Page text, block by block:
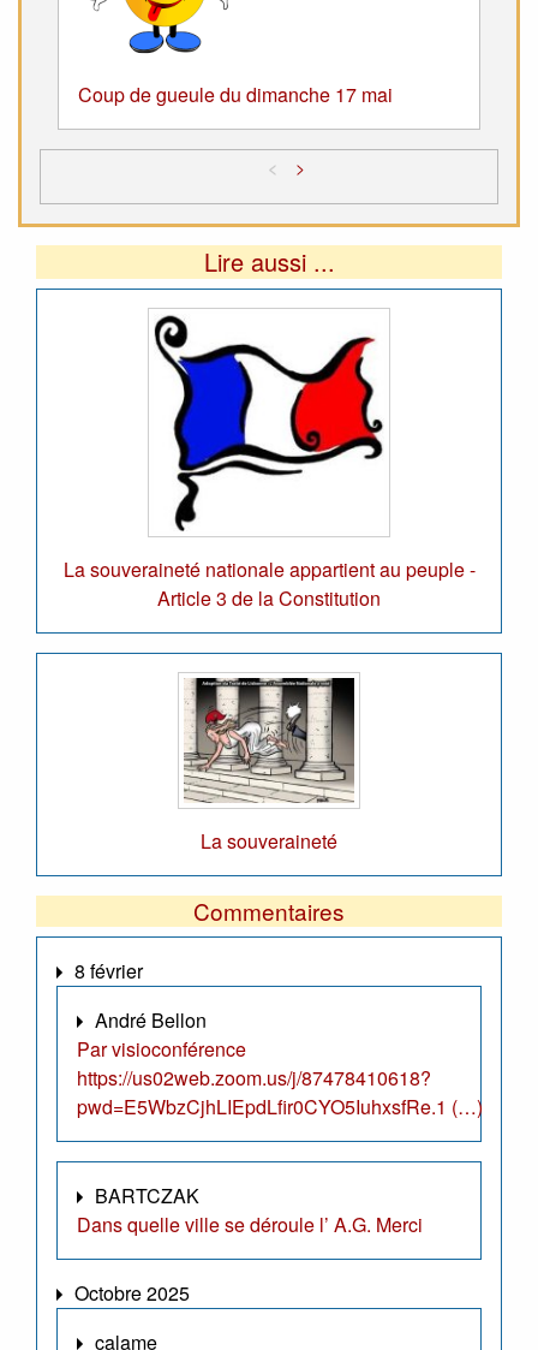
Coup de gueule du dimanche 17 mai
< >
Lire aussi ...
La souveraineté nationale appartient au peuple -
Article 3 de la Constitution
La souveraineté
Commentaires
8 février
André Bellon
Par visioconférence
https://us02web.zoom.us/j/87478410618?
pwd=E5WbzCjhLIEpdLfir0CYO5IuhxsfRe.1 (…)
BARTCZAK
Dans quelle ville se déroule l’ A.G. Merci
Octobre 2025
calame